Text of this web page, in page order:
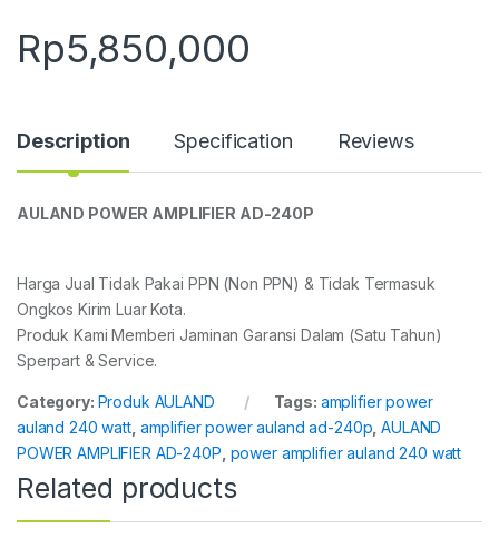
Rp5,850,000
Description Specification Reviews
AULAND POWER AMPLIFIER AD-240P
Harga Jual Tidak Pakai PPN (Non PPN) & Tidak Termasuk
Ongkos Kirim Luar Kota.
Produk Kami Memberi Jaminan Garansi Dalam (Satu Tahun)
Sperpart & Service.
Category: Produk AULAND Tags: amplifier power
auland 240 watt, amplifier power auland ad-240p ,AULAND
POWER AMPLIFIER AD-240P power amplifier auland 240 watt
Related products